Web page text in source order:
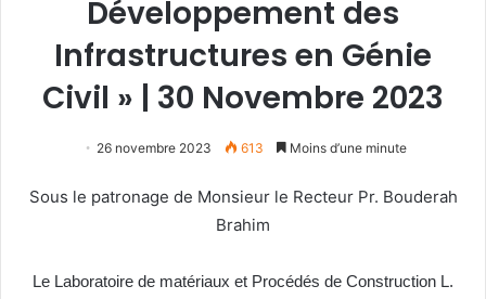
Développement des
Infrastructures en Génie
Civil » | 30 Novembre 2023
26 novembre 2023 613 Moins d’une minute
Sous le patronage de Monsieur le Recteur Pr. Bouderah
Brahim
Le Laboratoire de matériaux et Procédés de Construction L.